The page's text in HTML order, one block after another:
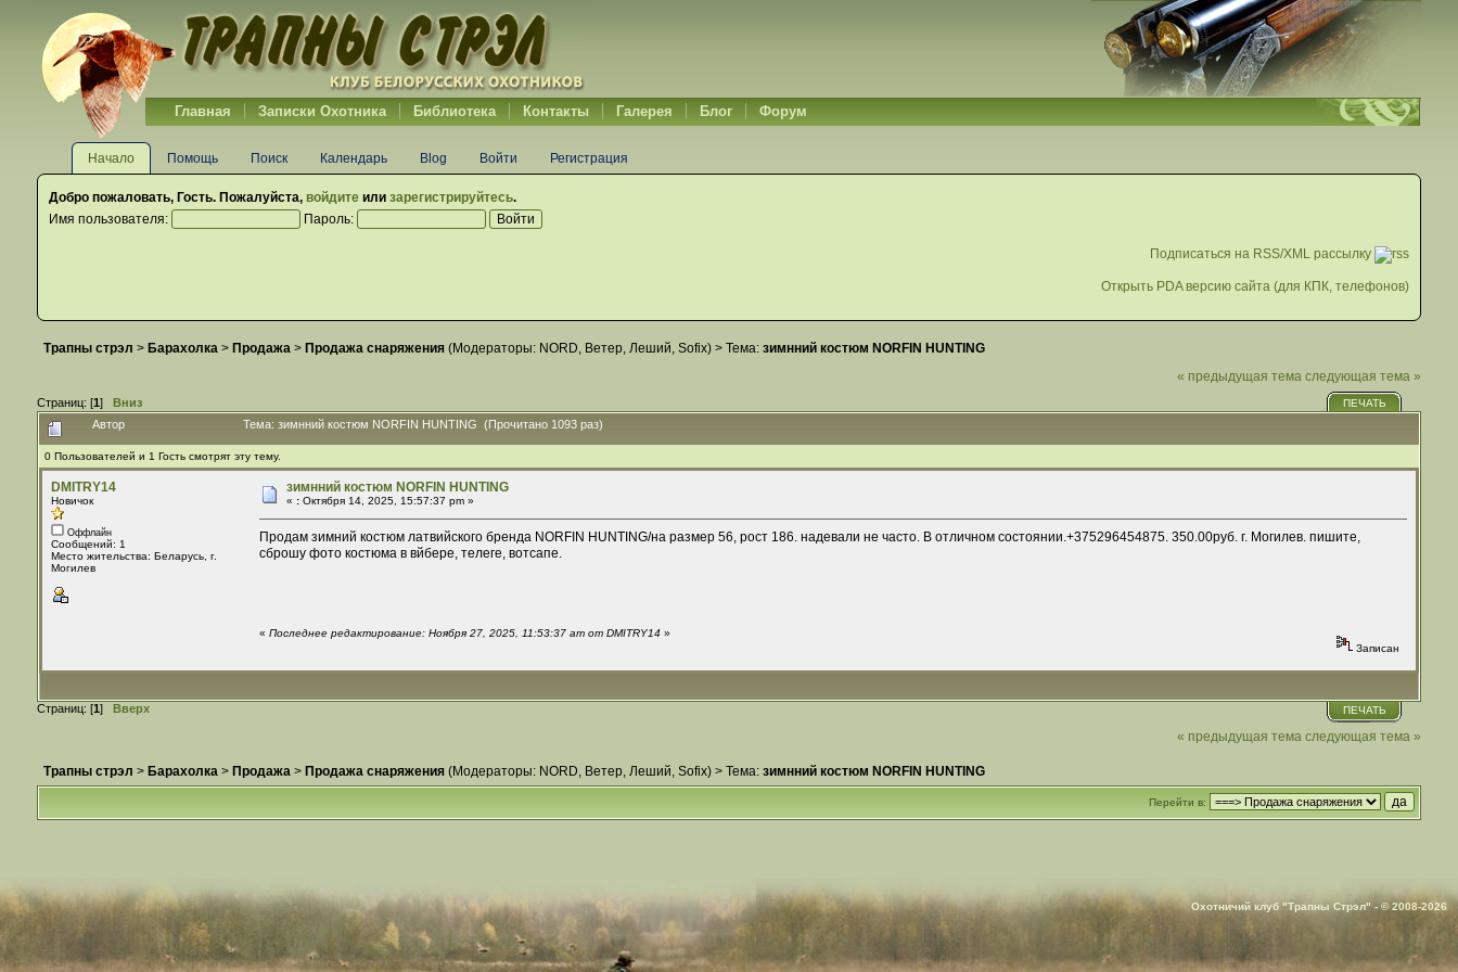
Главная Записки Охотника Библиотека Контакты Галерея Блог Форум
Начало Помощь Поиск Календарь Blog Войти Регистрация
Добро пожаловать, Гость. Пожалуйста, войдитеили зарегистрируйтесь.
Имя пользователя:
Пароль:
Подписаться на RSS/XML рассылку
Открыть PDA версию сайта (для КПК, телефонов)
Трапны стрэл > Барахолка> Продажа> Продажа снаряжения(Модераторы: NORD, Ветер, Леший, Sofix) > Тема: зимнний костюм NORFIN HUNTING
« предыдущая тема следующая тема »
Страниц: [1] Вниз ПЕЧАТЬ
Автор Тема: зимнний костюм NORFIN HUNTING (Прочитано 1093 раз)
0 Пользователей и 1 Гость смотрят эту тему.
DMITRY14
Новичок
Оффлайн
Сообщений: 1
Место жительства: Беларусь, г.
Могилев
зимнний костюм NORFIN HUNTING
« :Октября 14, 2025, 15:57:37 pm »
Продам зимний костюм латвийского бренда NORFIN HUNTING/на размер 56, рост 186. надевали не часто. В отличном состоянии.+375296454875. 350.00руб. г. Могилев. пишите,
сброшу фото костюма в вйбере, телеге, вотсапе.
« Последнее редактирование: Ноября 27, 2025, 11:53:37 am от DMITRY14 »
Записан
Страниц: [1 ] Вверх ПЕЧАТЬ
« предыдущая тема следующая тема »
Трапны стрэл > Барахолка> Продажа> Продажа снаряжения(Модераторы: NORD, Ветер, Леший, Sofix) > Тема: зимнний костюм NORFIN HUNTING
Перейти в:
Охотничий клуб "Трапны Стрэл" - © 2008-2026